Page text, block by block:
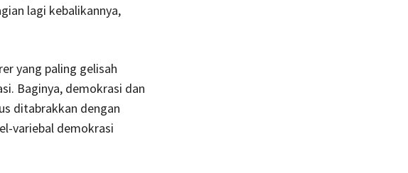
lagi kebalikannya,
yang paling gelisah
Baginya, demokrasi dan
ditabrakkan dengan
variebal demokrasi